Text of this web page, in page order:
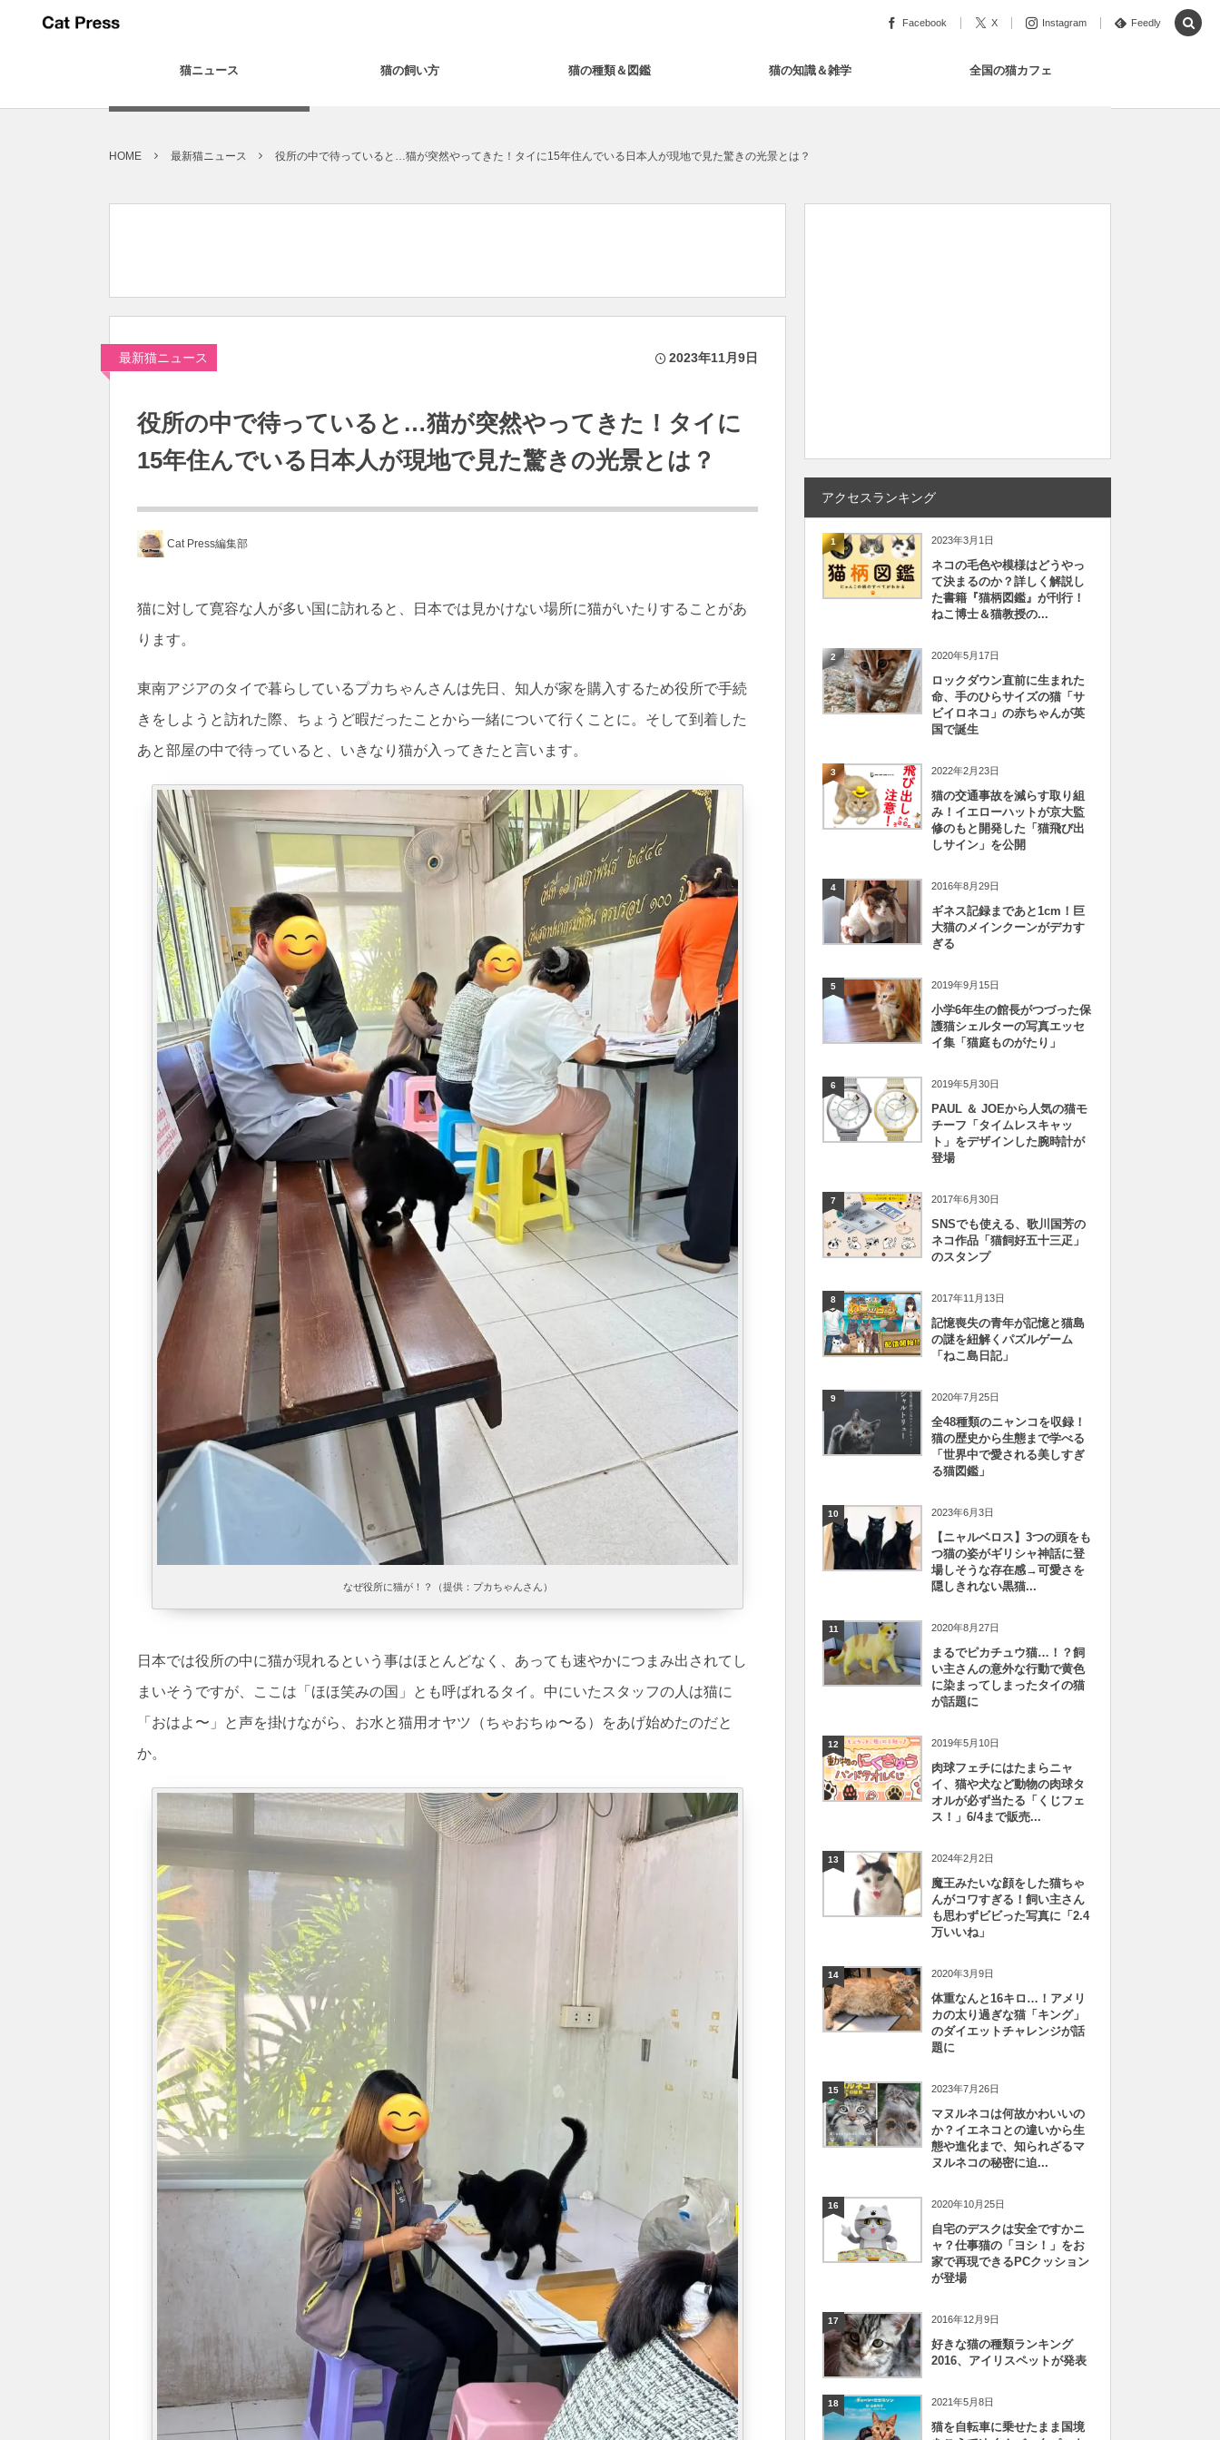
Facebook X Instagram Feedly
猫ニュース 猫の飼い方 猫の種類＆図鑑 猫の知識＆雑学 全国の猫カフェ
HOME 最新猫ニュース 役所の中で待っていると…猫が突然やってきた！タイに15年住んでいる日本人が現地で見た驚きの光景とは？
最新猫ニュース 2023年11月9日
役所の中で待っていると…猫が突然やってきた！タイに
15年住んでいる日本人が現地で見た驚きの光景とは？
Cat Press編集部
猫に対して寛容な人が多い国に訪れると、日本では見かけない場所に猫がいたりすることがあ
ります。
東南アジアのタイで暮らしているプカちゃんさんは先日、知人が家を購入するため役所で手続
きをしようと訪れた際、ちょうど暇だったことから一緒について行くことに。そして到着した
あと部屋の中で待っていると、いきなり猫が入ってきたと言います。
なぜ役所に猫が！？（提供：プカちゃんさん）
日本では役所の中に猫が現れるという事はほとんどなく、あっても速やかにつまみ出されてし
まいそうですが、ここは「ほほ笑みの国」とも呼ばれるタイ。中にいたスタッフの人は猫に
「おはよ〜」と声を掛けながら、お水と猫用オヤツ（ちゃおちゅ〜る）をあげ始めたのだと
か。
アクセスランキング
1 2023年3月1日
ネコの毛色や模様はどうやっ
て決まるのか？詳しく解説し
た書籍『猫柄図鑑』が刊行！
ねこ博士＆猫教授の...
2 2020年5月17日
ロックダウン直前に生まれた
命、手のひらサイズの猫「サ
ビイロネコ」の赤ちゃんが英
国で誕生
3 2022年2月23日
猫の交通事故を減らす取り組
み！イエローハットが京大監
修のもと開発した「猫飛び出
しサイン」を公開
4 2016年8月29日
ギネス記録まであと1cm！巨
大猫のメインクーンがデカす
ぎる
5 2019年9月15日
小学6年生の館長がつづった保
護猫シェルターの写真エッセ
イ集「猫庭ものがたり」
6 2019年5月30日
PAUL ＆ JOEから人気の猫モ
チーフ「タイムレスキャッ
ト」をデザインした腕時計が
登場
7 2017年6月30日
SNSでも使える、歌川国芳の
ネコ作品「猫飼好五十三疋」
のスタンプ
8 2017年11月13日
記憶喪失の青年が記憶と猫島
の謎を紐解くパズルゲーム
「ねこ島日記」
9 2020年7月25日
全48種類のニャンコを収録！
猫の歴史から生態まで学べる
「世界中で愛される美しすぎ
る猫図鑑」
10 2023年6月3日
【ニャルベロス】3つの頭をも
つ猫の姿がギリシャ神話に登
場しそうな存在感→可愛さを
隠しきれない黒猫...
11 2020年8月27日
まるでピカチュウ猫…！？飼
い主さんの意外な行動で黄色
に染まってしまったタイの猫
が話題に
12 2019年5月10日
肉球フェチにはたまらニャ
イ、猫や犬など動物の肉球タ
オルが必ず当たる「くじフェ
ス！」6/4まで販売...
13 2024年2月2日
魔王みたいな顔をした猫ちゃ
んがコワすぎる！飼い主さん
も思わずビビった写真に「2.4
万いいね」
14 2020年3月9日
体重なんと16キロ…！アメリ
カの太り過ぎな猫「キング」
のダイエットチャレンジが話
題に
15 2023年7月26日
マヌルネコは何故かわいいの
か？イエネコとの違いから生
態や進化まで、知られざるマ
ヌルネコの秘密に迫...
16 2020年10月25日
自宅のデスクは安全ですかニ
ャ？仕事猫の「ヨシ！」をお
家で再現できるPCクッション
が登場
17 2016年12月9日
好きな猫の種類ランキング
2016、アイリスペットが発表
18 2021年5月8日
猫を自転車に乗せたまま国境